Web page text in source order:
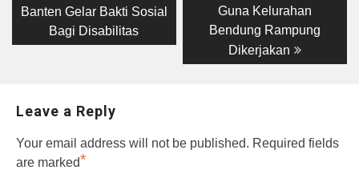
navigation
post:
Banten Gelar Bakti Sosial
Bagi Disabilitas
post:Guna Kelurahan
Bendung Rampung
Dikerjakan
Leave a Reply
Your email address will not be published. Required fields
are marked*